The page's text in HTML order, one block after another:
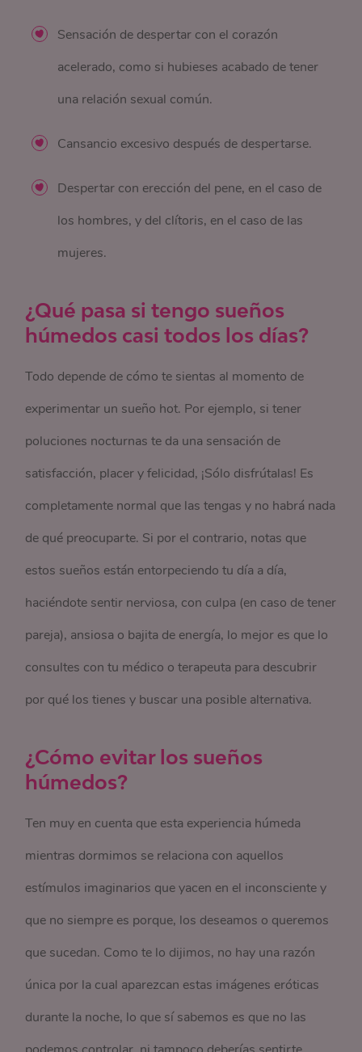
Sensación de despertar con el corazón
acelerado, como si hubieses acabado de tener
una relación sexual común.
Cansancio excesivo después de despertarse.
Despertar con erección del pene, en el caso de
los hombres, y del clítoris, en el caso de las
mujeres.
¿Qué pasa si tengo sueños
húmedos casi todos los días?
Todo depende de cómo te sientas al momento de
experimentar un sueño hot. Por ejemplo, si tener
poluciones nocturnas te da una sensación de
satisfacción, placer y felicidad, ¡Sólo disfrútalas! Es
completamente normal que las tengas y no habrá nada
de qué preocuparte. Si por el contrario, notas que
estos sueños están entorpeciendo tu día a día,
haciéndote sentir nerviosa, con culpa (en caso de tener
pareja), ansiosa o bajita de energía, lo mejor es que lo
consultes con tu médico o terapeuta para descubrir
por qué los tienes y buscar una posible alternativa.
¿Cómo evitar los sueños
húmedos?
Ten muy en cuenta que esta experiencia húmeda
mientras dormimos se relaciona con aquellos
estímulos imaginarios que yacen en el inconsciente y
que no siempre es porque, los deseamos o queremos
que sucedan. Como te lo dijimos, no hay una razón
única por la cual aparezcan estas imágenes eróticas
durante la noche, lo que sí sabemos es que no las